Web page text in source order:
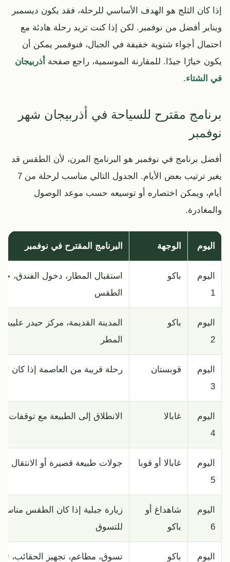
إذا كان الثلج هو الهدف الأساسي للرحلة، فقد يكون ديسمبر
ويناير أفضل من نوفمبر. لكن إذا كنت تريد رحلة هادئة مع
احتمال أجواء شتوية خفيفة في الجبال، فنوفمبر يمكن أن
يكون خيارًا جيدًا. للمقارنة الموسمية، راجع صفحة أذربيجان
في الشتاء.
برنامج مقترح للسياحة في أذربيجان شهر
نوفمبر
أفضل برنامج في نوفمبر هو البرنامج المرن، لأن الطقس قد
يغير ترتيب بعض الأيام. الجدول التالي مناسب لرحلة من 7
أيام، ويمكن اختصاره أو توسيعه حسب موعد الوصول
والمغادرة.
اليوم الوجهة البرنامج المقترح في نوفمبر
اليوم
1
باكو
استقبال المطار، دخول الفندق،
الطقس
اليوم
2
باكو
المدينة القديمة، مركز حيدر
المطر
اليوم
3
قوبستان رحلة قريبة من العاصمة إذا كان
اليوم
4
غابالا الانطلاق إلى الطبيعة مع
اليوم
5
غابالا أو قوبا جولات طبيعة قصيرة أو الانتقال
اليوم
6
شاهداغ أو
باكو
زيارة جبلية إذا كان الطقس
للتسوق
اليوم
باكو تسوق، مطاعم، تجهيز الحقائب،